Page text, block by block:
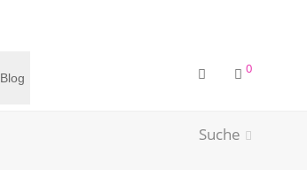
Blog
0
Suche